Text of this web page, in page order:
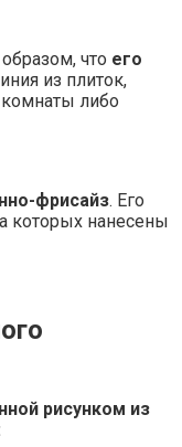
что его
из плиток,
либо
фрисайз. Его
которых нанесены
рисунком из